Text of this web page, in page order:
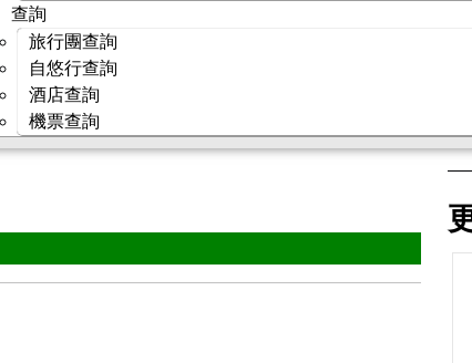
查詢
旅行團查詢
自悠行查詢
酒店查詢
機票查詢